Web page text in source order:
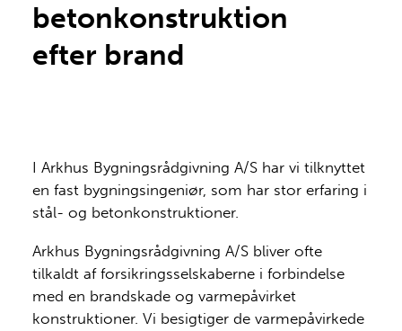
betonkonstruktion
efter brand
I Arkhus Bygningsrådgivning A/S har vi tilknyttet
en fast bygningsingeniør, som har stor erfaring i
stål- og betonkonstruktioner.
Arkhus Bygningsrådgivning A/S bliver ofte
tilkaldt af forsikringsselskaberne i forbindelse
med en brandskade og varmepåvirket
konstruktioner. Vi besigtiger de varmepåvirkede